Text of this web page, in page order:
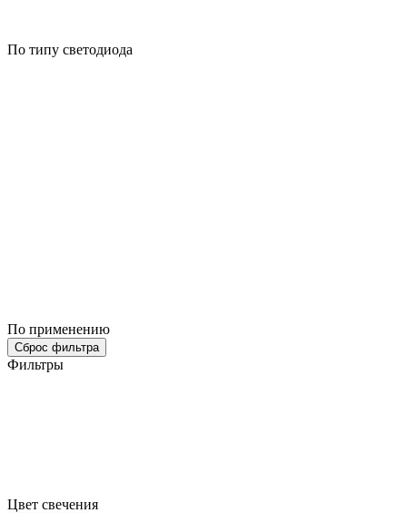
По типу светодиода
По применению
Сброс фильтра
Фильтры
Цвет свечения